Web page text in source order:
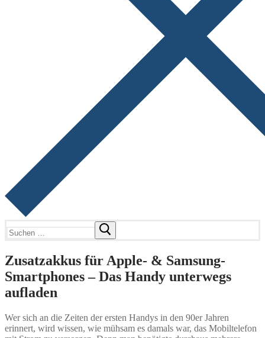
nach:
Zusatzakkus für Apple- & Samsung-
Smartphones – Das Handy unterwegs
aufladen
Wer sich an die Zeiten der ersten Handys in den 90er Jahren
erinnert, wird wissen, wie mühsam es damals war, das Mobiltelefon